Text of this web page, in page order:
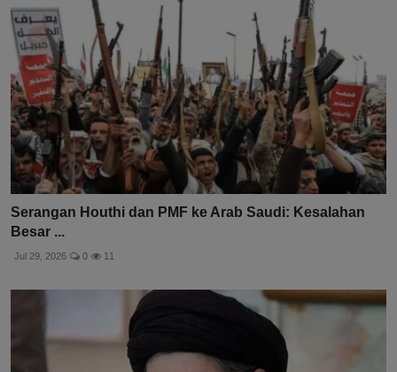
Serangan Houthi dan PMF ke Arab Saudi: Kesalahan
Besar ...
Jul 29, 2026 0 11